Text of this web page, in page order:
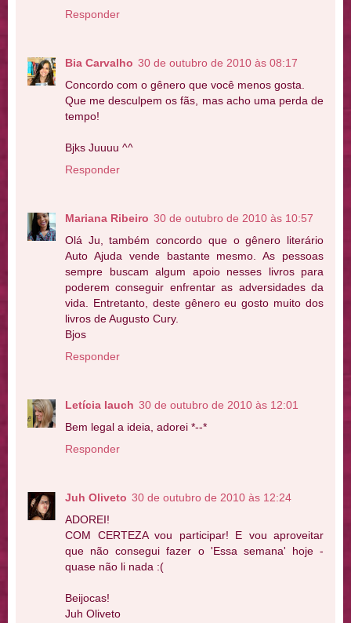
Responder
Bia Carvalho 30 de outubro de 2010 às 08:17
Concordo com o gênero que você menos gosta.
Que me desculpem os fãs, mas acho uma perda de
tempo!
Bjks Juuuu ^^
Responder
Mariana Ribeiro 30 de outubro de 2010 às 10:57
Olá Ju, também concordo que o gênero literário
Auto Ajuda vende bastante mesmo. As pessoas
sempre buscam algum apoio nesses livros para
poderem conseguir enfrentar as adversidades da
vida. Entretanto, deste gênero eu gosto muito dos
livros de Augusto Cury.
Bjos
Responder
Letícia Iauch 30 de outubro de 2010 às 12:01
Bem legal a ideia, adorei *--*
Responder
Juh Oliveto 30 de outubro de 2010 às 12:24
ADOREI!
COM CERTEZA vou participar! E vou aproveitar
que não consegui fazer o 'Essa semana' hoje -
quase não li nada :(
Beijocas!
Juh Oliveto